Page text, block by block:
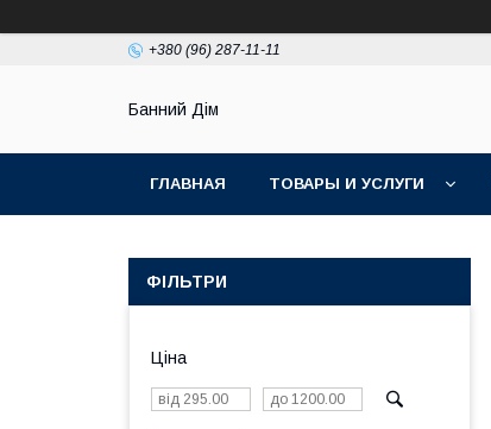
+380 (96) 287-11-11
Банний Дім
ГЛАВНАЯ ТОВАРЫ И УСЛУГИ
ФІЛЬТРИ
Ціна